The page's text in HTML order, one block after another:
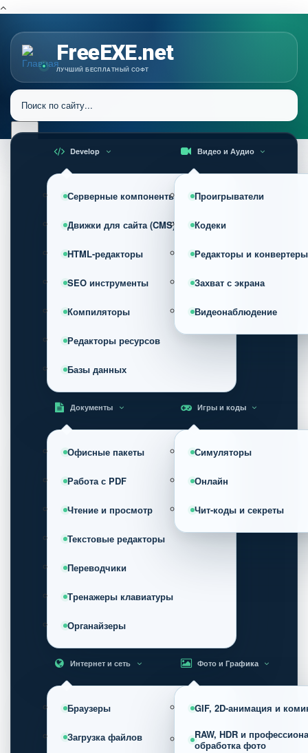
FreeEXE.net
ЛУЧШИЙ БЕСПЛАТНЫЙ СОФТ
Develop
Серверные компоненты
Движки для сайта (CMS)
HTML-редакторы
SEO инструменты
Компиляторы
Редакторы ресурсов
Базы данных
Видео и Аудио
Проигрыватели
Кодеки
Редакторы и конвертеры
Захват с экрана
Видеонаблюдение
Документы
Офисные пакеты
Работа с PDF
Чтение и просмотр
Текстовые редакторы
Переводчики
Тренажеры клавиатуры
Органайзеры
Игры и коды
Симуляторы
Онлайн
Чит-коды и секреты
Интернет и сеть
Браузеры
Загрузка файлов
Фото и Графика
GIF, 2D-анимация и
RAW, HDR и
обработка фото